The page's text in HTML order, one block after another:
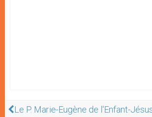
Le P. Marie-Eugène de l'Enfant-